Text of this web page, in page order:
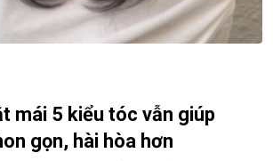
mái 5 kiểu tóc vẫn giúp
gọn, hài hòa hơn